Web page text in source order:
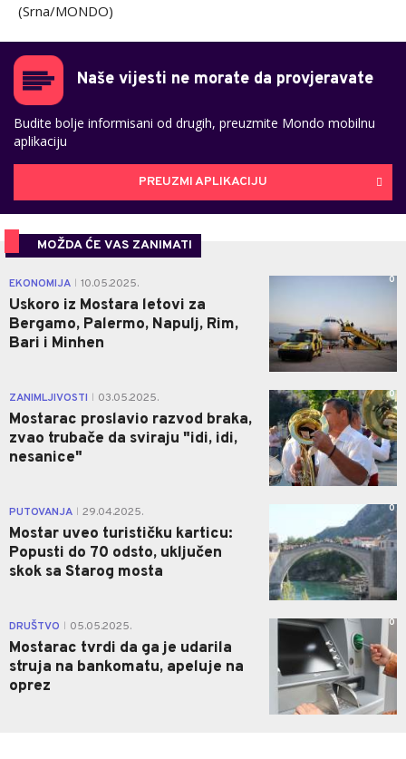
(Srna/MONDO)
Naše vijesti ne morate da provjeravate
Budite bolje informisani od drugih, preuzmite Mondo mobilnu
aplikaciju
PREUZMI APLIKACIJU
MOŽDA ĆE VAS ZANIMATI
EKONOMIJA 10.05.2025.
Uskoro iz Mostara letovi za
Bergamo, Palermo, Napulj, Rim,
Bari i Minhen
0
ZANIMLJIVOSTI 03.05.2025.
Mostarac proslavio razvod braka,
zvao trubače da sviraju "idi, idi,
nesanice"
0
PUTOVANJA 29.04.2025.
Mostar uveo turističku karticu:
Popusti do 70 odsto, uključen
skok sa Starog mosta
0
DRUŠTVO 05.05.2025.
Mostarac tvrdi da ga je udarila
struja na bankomatu, apeluje na
oprez
0